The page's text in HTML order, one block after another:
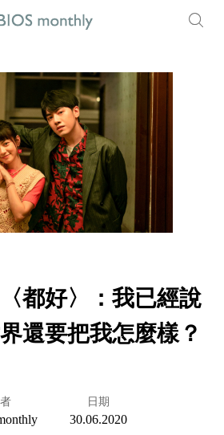
都好〉：我已經說
還要把我怎麼樣？
日期
30.06.2020